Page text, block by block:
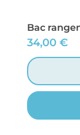
Bac
34,00 €